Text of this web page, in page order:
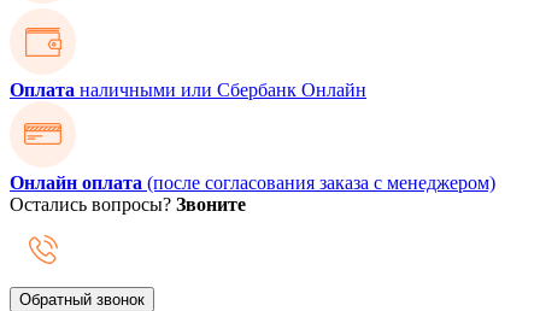
Оплата наличными или Сбербанк Онлайн
Онлайн оплата (после согласования заказа с менеджером)
Остались вопросы? Звоните
Обратный звонок